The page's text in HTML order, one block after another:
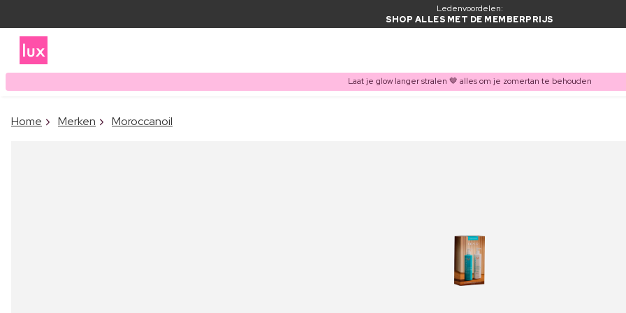
Ledenvoordelen:
SHOP ALLES MET DE MEMBERPRIJS
Laat je glow langer stralen 🤎 alles om je zomertan te behouden
Home Merken Moroccanoil